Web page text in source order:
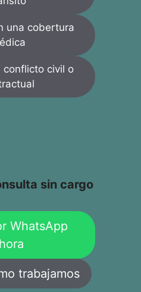
una cobertura
conflicto civil o
sin cargo
WhatsApp
trabajamos